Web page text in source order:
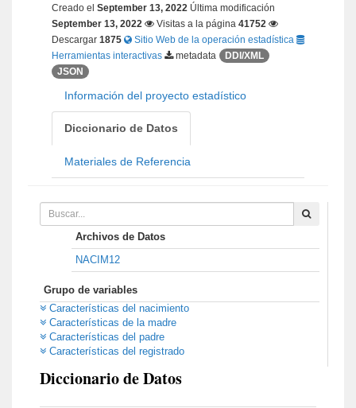
Creado el September 13, 2022 Última modificación
September 13, 2022
Visitas a la página 41752
Descargar 1875
Sitio Web de la operación estadística
Herramientas interactivas
metadata
DDI/XML
JSON
Información del proyecto estadístico
Diccionario de Datos
Materiales de Referencia
Archivos de Datos
NACIM12
Grupo de variables
Características del nacimiento
Características de la madre
Características del padre
Características del registrado
Diccionario de Datos